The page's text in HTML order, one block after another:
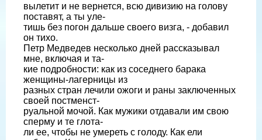
вылетит и не вернется, всю дивизию на голову
поставят, а ты уле-
тишь без погон дальше своего визга, - добавил
он тихо.
Петр Медведев несколько дней рассказывал
мне, включая и та-
кие подробности: как из соседнего барака
женщины-лагерницы из
разных стран лечили ожоги и раны заключенных
своей постменст-
руальной мочой. Как мужики отдавали им свою
сперму и те глота-
ли ее, чтобы не умереть с голоду. Как ели